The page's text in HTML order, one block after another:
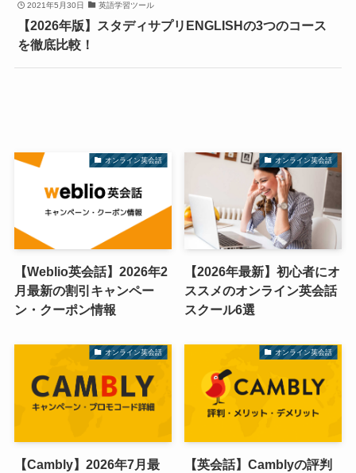
2021年5月30日 英語学習ツール
【2026年版】スタディサプリENGLISHの3つのコース
を徹底比較！
オンライン英会話
【Weblio英会話】2026年2
月最新の割引キャンペー
ン・クーポン情報
オンライン英会話
【2026年最新】初心者にオ
ススメのオンライン英会話
スクール6選
オンライン英会話
【Cambly】2026年7月最
オンライン英会話
【英会話】Camblyの評判